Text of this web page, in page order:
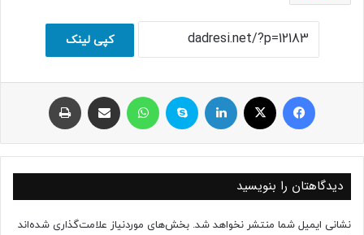
کپی لینک
فیسبوک ایکس لینکداین اسکایپ واتس آپ اشتراک با ایمیل
دیدگاهتان را بنویسید
نشانی ایمیل شما منتشر نخواهد شد. بخش‌های موردنیاز علامت‌گذاری شده‌اند